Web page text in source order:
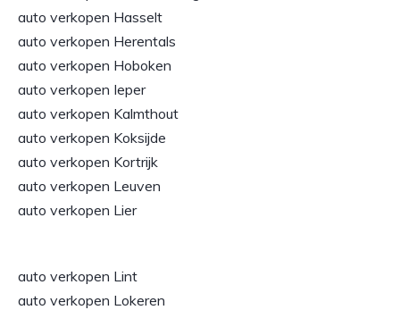
auto verkopen Hasselt
auto verkopen Herentals
auto verkopen Hoboken
auto verkopen Ieper
auto verkopen Kalmthout
auto verkopen Koksijde
auto verkopen Kortrijk
auto verkopen Leuven
auto verkopen Lier
auto verkopen Lint
auto verkopen Lokeren